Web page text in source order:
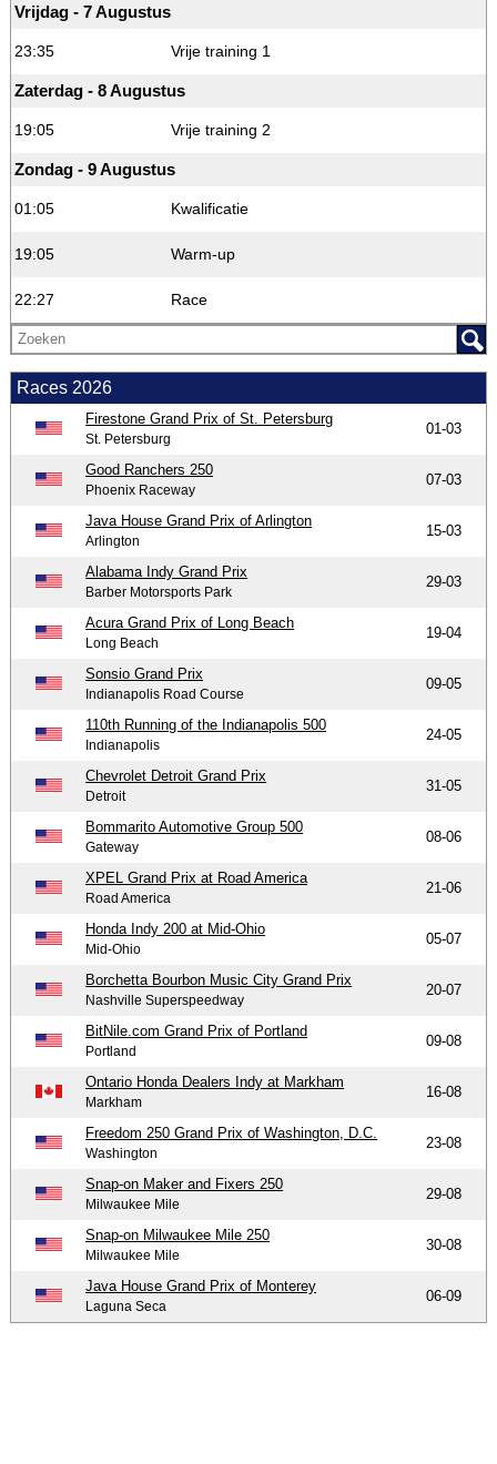
Vrijdag - 7 Augustus
23:35 Vrije training 1
Zaterdag - 8 Augustus
19:05 Vrije training 2
Zondag - 9 Augustus
01:05 Kwalificatie
19:05 Warm-up
22:27 Race
Races 2026
Firestone Grand Prix of St. Petersburg
St. Petersburg
01-03
Good Ranchers 250
Phoenix Raceway
07-03
Java House Grand Prix of Arlington
Arlington
15-03
Alabama Indy Grand Prix
Barber Motorsports Park
29-03
Acura Grand Prix of Long Beach
Long Beach
19-04
Sonsio Grand Prix
Indianapolis Road Course
09-05
110th Running of the Indianapolis 500
Indianapolis
24-05
Chevrolet Detroit Grand Prix
Detroit
31-05
Bommarito Automotive Group 500
Gateway
08-06
XPEL Grand Prix at Road America
Road America
21-06
Honda Indy 200 at Mid-Ohio
Mid-Ohio
05-07
Borchetta Bourbon Music City Grand Prix
Nashville Superspeedway
20-07
BitNile.com Grand Prix of Portland
Portland
09-08
Ontario Honda Dealers Indy at Markham
Markham
16-08
Freedom 250 Grand Prix of Washington, D.C.
Washington
23-08
Snap-on Maker and Fixers 250
Milwaukee Mile
29-08
Snap-on Milwaukee Mile 250
Milwaukee Mile
30-08
Java House Grand Prix of Monterey
Laguna Seca
06-09